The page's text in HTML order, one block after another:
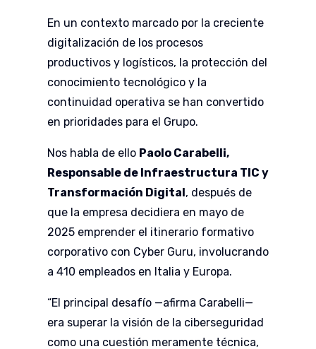
En un contexto marcado por la creciente
digitalización de los procesos
productivos y logísticos, la protección del
conocimiento tecnológico y la
continuidad operativa se han convertido
en prioridades para el Grupo.
Nos habla de ello Paolo Carabelli,
Responsable de Infraestructura TIC y
Transformación Digital , después de
que la empresa decidiera en mayo de
2025 emprender el itinerario formativo
corporativo con Cyber Guru, involucrando
a 410 empleados en Italia y Europa.
“El principal desafío —afirma Carabelli—
era superar la visión de la ciberseguridad
como una cuestión meramente técnica,